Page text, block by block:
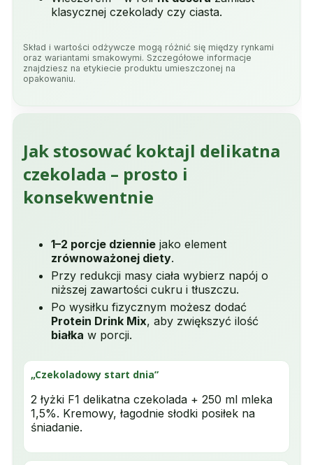
klasycznej czekolady czy ciasta.
Skład i wartości odżywcze mogą różnić się między rynkami
oraz wariantami smakowymi. Szczegółowe informacje
znajdziesz na etykiecie produktu umieszczonej na
opakowaniu.
Jak stosować koktajl delikatna
czekolada – prosto i
konsekwentnie
1–2 porcje dziennie jako element
zrównoważonej diety.
Przy redukcji masy ciała wybierz napój o
niższej zawartości cukru i tłuszczu.
Po wysiłku fizycznym możesz dodać
Protein Drink Mix, aby zwiększyć ilość
białka w porcji.
„Czekoladowy start dnia”
2 łyżki F1 delikatna czekolada + 250 ml mleka
1,5%. Kremowy, łagodnie słodki posiłek na
śniadanie.